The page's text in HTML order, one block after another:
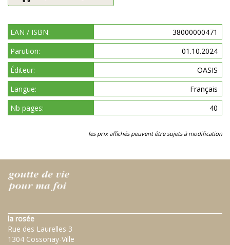
EAN / ISBN:
38000000471
Parution:
01.10.2024
Éditeur:
OASIS
Langue:
Français
Nb pages:
40
les prix affichés peuvent être sujets à modification
la rosée
Rue des Laurelles 3
1304 Cossonay-Ville